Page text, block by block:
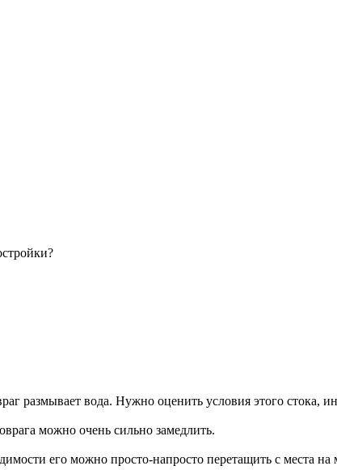
размывает вода. Нужно оценить условия этого стока,
можно очень сильно замедлить.
его можно просто-напросто перетащить с места на